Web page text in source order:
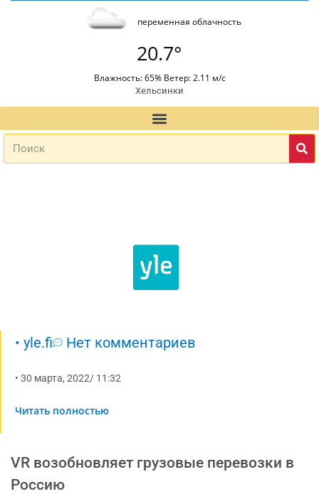
переменная облачность
20.7°
Влажность: 65% Ветер: 2.11 м/с
Хельсинки
• yle.fi Нет комментариев
• 30 марта, 2022/ 11:32
Читать полностью
VR возобновляет грузовые перевозки в
Россию